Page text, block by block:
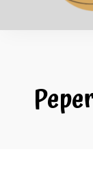
Alledaagse